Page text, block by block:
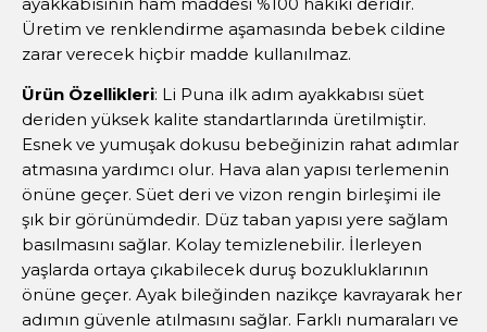
Üretim ve renklendirme aşamasında bebek cildine
zarar verecek hiçbir madde kullanılmaz.
Ürün Özellikleri: Li Puna ilk adım ayakkabısı süet
deriden yüksek kalite standartlarında üretilmiştir.
Esnek ve yumuşak dokusu bebeğinizin rahat adımlar
atmasına yardımcı olur. Hava alan yapısı terlemenin
önüne geçer. Süet deri ve vizon rengin birleşimi ile
şık bir görünümdedir. Düz taban yapısı yere sağlam
basılmasını sağlar. Kolay temizlenebilir. İlerleyen
yaşlarda ortaya çıkabilecek duruş bozukluklarının
önüne geçer. Ayak bileğinden nazikçe kavrayarak her
adımın güvenle atılmasını sağlar. Farklı numaraları ve